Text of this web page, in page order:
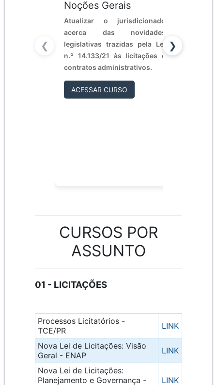
❮ ❯
Noções Gerais
Atualizar o jurisdicionado
acerca das novidades
legislativas trazidas pela Lei
n.º 14.133/21 às licitações e
contratos administrativos.
ACESSAR CURSO
CURSOS POR
ASSUNTO
01 - LICITAÇÕES
Processos Licitatórios -
TCE/PR
LINK
Nova Lei de Licitações: Visão
Geral - ENAP
LINK
Nova Lei de Licitações:
Planejamento e Governança -
LINK